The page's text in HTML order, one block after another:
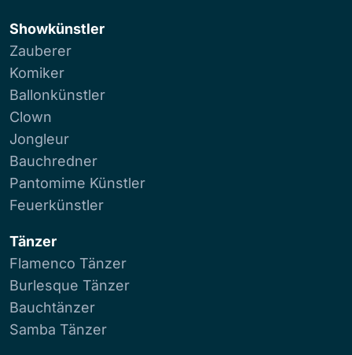
Showkünstler
Zauberer
Komiker
Ballonkünstler
Clown
Jongleur
Bauchredner
Pantomime Künstler
Feuerkünstler
Tänzer
Flamenco Tänzer
Burlesque Tänzer
Bauchtänzer
Samba Tänzer